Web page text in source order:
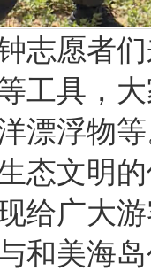
愿者们
工具，
漂浮物
态文明
给广大
和美海